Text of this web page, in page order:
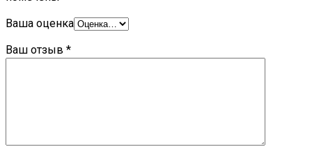
Ваша оценка
Ваш отзыв *